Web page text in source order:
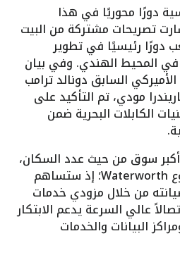
دورًا محوريًا في هذا
تصريحات مشتركة من البيت
دورًا رئيسيًا في تطوير
في المحيط الهندي. وفي بيان
السابق دونالد ترامب
مودي، تم التأكيد على
الكابلات البحرية ضمن
أكبر سوق من حيث عدد السكان،
محورًا أساسيًا في مشروع Waterworth؛ إذ ستساهم
من خلال مزودي خدمات
عالي السرعة يدعم الابتكار
البيانات والخدمات